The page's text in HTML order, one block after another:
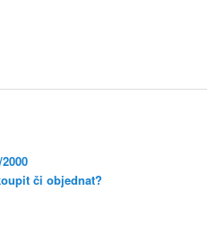
či objednat?